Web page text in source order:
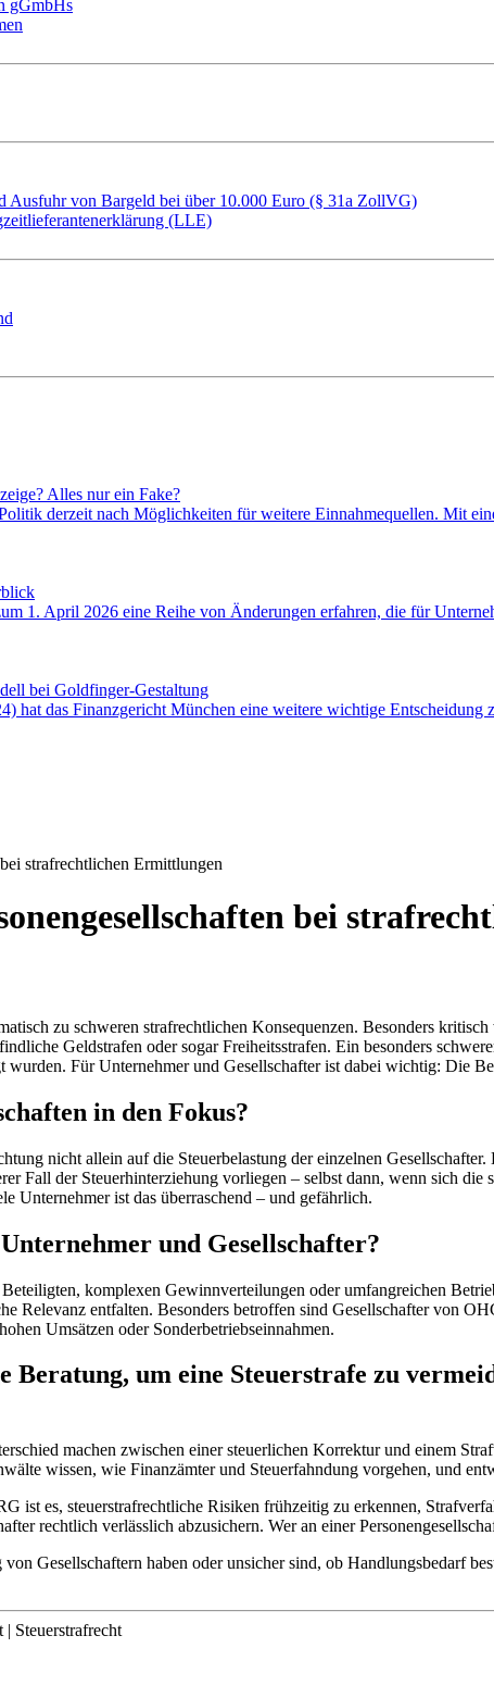
gGmbHs
Ausfuhr von Bargeld bei über 10.000 Euro (§ 31a ZollVG)
(LLE)
Alles nur ein Fake?
derzeit nach Möglichkeiten für weitere Einnahmequellen. Mit
1. April 2026 eine Reihe von Änderungen erfahren, die für
bei Goldfinger-Gestaltung
das Finanzgericht München eine weitere wichtige
strafrechtlichen Ermittlungen
bei
zu schweren strafrechtlichen Konsequenzen. Besonders
Geldstrafen oder sogar Freiheitsstrafen. Ein besonders
Für Unternehmer und Gesellschafter ist dabei wichtig: Die
in den Fokus?
nicht allein auf die Steuerbelastung der einzelnen
Fall der Steuerhinterziehung vorliegen – selbst dann, wenn sich
Unternehmer ist das überraschend – und gefährlich.
und Gesellschafter?
komplexen Gewinnverteilungen oder umfangreichen
Relevanz entfalten. Besonders betroffen sind Gesellschafter von
Umsätzen oder Sonderbetriebseinnahmen.
um eine Steuerstrafe zu
machen zwischen einer steuerlichen Korrektur und einem
wissen, wie Finanzämter und Steuerfahndung vorgehen, und
es, steuerstrafrechtliche Risiken frühzeitig zu erkennen,
rechtlich verlässlich abzusichern. Wer an einer
Gesellschaftern haben oder unsicher sind, ob Handlungsbedarf
| Steuerstrafrecht